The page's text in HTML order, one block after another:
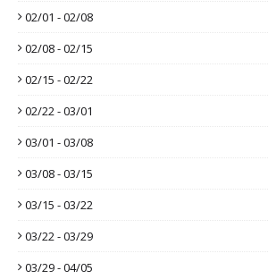
02/01 - 02/08
02/08 - 02/15
02/15 - 02/22
02/22 - 03/01
03/01 - 03/08
03/08 - 03/15
03/15 - 03/22
03/22 - 03/29
03/29 - 04/05